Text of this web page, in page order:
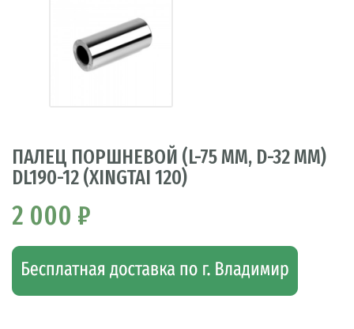
ПАЛЕЦ ПОРШНЕВОЙ (L-75 ММ, D-32 ММ)
DL190-12 (XINGTAI 120)
2 000 ₽